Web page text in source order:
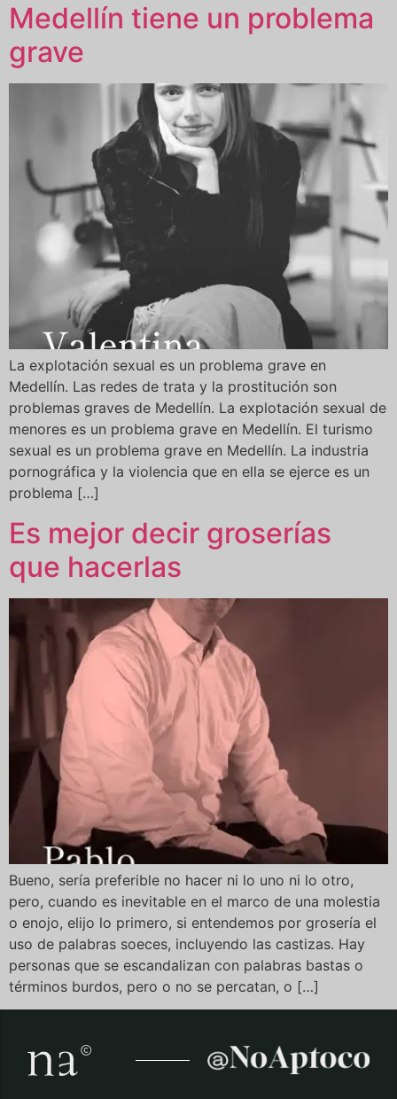
Medellín tiene un problema
grave
La explotación sexual es un problema grave en
Medellín. Las redes de trata y la prostitución son
problemas graves de Medellín. La explotación sexual de
menores es un problema grave en Medellín. El turismo
sexual es un problema grave en Medellín. La industria
pornográfica y la violencia que en ella se ejerce es un
problema […]
Es mejor decir groserías
que hacerlas
Bueno, sería preferible no hacer ni lo uno ni lo otro,
pero, cuando es inevitable en el marco de una molestia
o enojo, elijo lo primero, si entendemos por grosería el
uso de palabras soeces, incluyendo las castizas. Hay
personas que se escandalizan con palabras bastas o
términos burdos, pero o no se percatan, o […]